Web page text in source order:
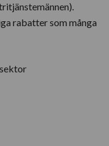
rabatter som många